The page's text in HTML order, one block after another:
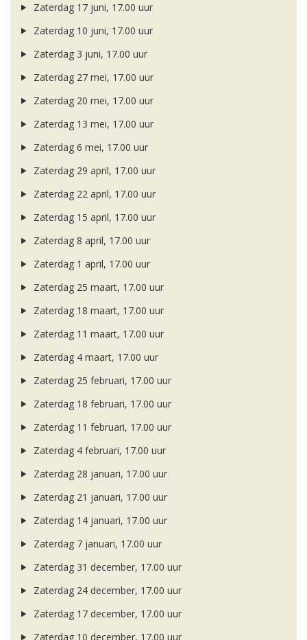
Zaterdag 17 juni, 17.00 uur
Zaterdag 10 juni, 17.00 uur
Zaterdag 3 juni, 17.00 uur
Zaterdag 27 mei, 17.00 uur
Zaterdag 20 mei, 17.00 uur
Zaterdag 13 mei, 17.00 uur
Zaterdag 6 mei, 17.00 uur
Zaterdag 29 april, 17.00 uur
Zaterdag 22 april, 17.00 uur
Zaterdag 15 april, 17.00 uur
Zaterdag 8 april, 17.00 uur
Zaterdag 1 april, 17.00 uur
Zaterdag 25 maart, 17.00 uur
Zaterdag 18 maart, 17.00 uur
Zaterdag 11 maart, 17.00 uur
Zaterdag 4 maart, 17.00 uur
Zaterdag 25 februari, 17.00 uur
Zaterdag 18 februari, 17.00 uur
Zaterdag 11 februari, 17.00 uur
Zaterdag 4 februari, 17.00 uur
Zaterdag 28 januari, 17.00 uur
Zaterdag 21 januari, 17.00 uur
Zaterdag 14 januari, 17.00 uur
Zaterdag 7 januari, 17.00 uur
Zaterdag 31 december, 17.00 uur
Zaterdag 24 december, 17.00 uur
Zaterdag 17 december, 17.00 uur
Zaterdag 10 december, 17.00 uur